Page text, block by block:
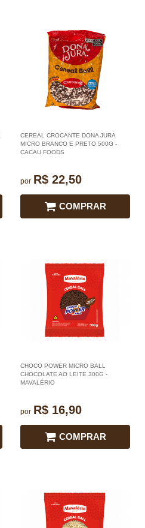
CEREAL CROCANTE DONA JURA
MICRO BRANCO E PRETO 500G -
CACAU FOODS
por R$ 22,50
COMPRAR
CHOCO POWER MICRO BALL
CHOCOLATE AO LEITE 300G -
MAVALÉRIO
por R$ 16,90
COMPRAR